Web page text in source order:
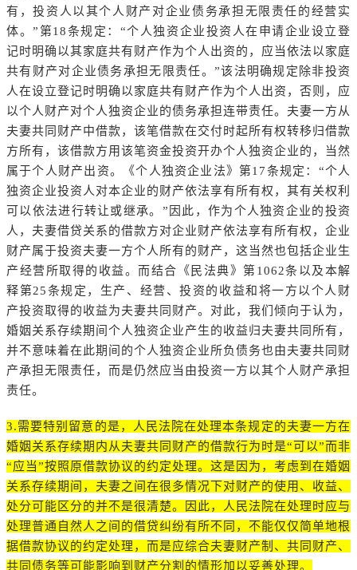
有，投资人以其个人财产对企业债务承担无限责任的经营实
体。”第18条规定：“个人独资企业投资人在申请企业设立登
记时明确以其家庭共有财产作为个人出资的，应当依法以家庭
共有财产对企业债务承担无限责任。”该法明确规定除非投资
人在设立登记时明确以家庭共有财产作为个人出资，否则，应
以个人财产对个人独资企业的债务承担连带责任。夫妻一方从
夫妻共同财产中借款，该笔借款在交付时起所有权转移归借款
方所有，该借款方用该笔资金投资开办个人独资企业的，当然
属于个人财产出资。《个人独资企业法》第17条规定：“个人
独资企业投资人对本企业的财产依法享有所有权，其有关权利
可以依法进行转让或继承。”因此，作为个人独资企业的投资
人，夫妻借贷关系的借款方对企业财产依法享有所有权，企业
财产属于投资夫妻一方个人所有的财产，这当然也包括企业生
产经营所取得的收益。而结合《民法典》第1062条以及本解
释第25条规定，生产、经营、投资的收益和将一方以个人财
产投资取得的收益为夫妻共同财产。对此，我们倾向于认为，
婚姻关系存续期间个人独资企业产生的收益归夫妻共同所有，
并不意味着在此期间的个人独资企业所负债务也由夫妻共同财
产承担无限责任，而是仍然应当由投资一方以其个人财产承担
责任。
3.需要特别留意的是，人民法院在处理本条规定的夫妻一方在
婚姻关系存续期内从夫妻共同财产的借款行为时是“可以”而非
“应当”按照原借款协议的约定处理。这是因为，考虑到在婚姻
关系存续期间，夫妻之间在很多情况下对财产的使用、收益、
处分可能区分的并不是很清楚。因此，人民法院在处理时应与
处理普通自然人之间的借贷纠纷有所不同，不能仅仅简单地根
据借款协议的约定处理，而是应综合夫妻财产制、共同财产、
共同债务等可能影响到财产分割的情形加以妥善处理。